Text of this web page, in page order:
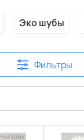
Эко шубы
Фильтры